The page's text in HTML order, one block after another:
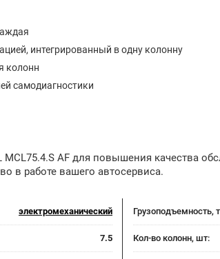
интегрированный в одну колонну
колонн
самодиагностики
AF для повышения качества
в работе вашего автосервиса.
электромеханический Грузоподъемность,
7.5 Кол-во колонн, шт: